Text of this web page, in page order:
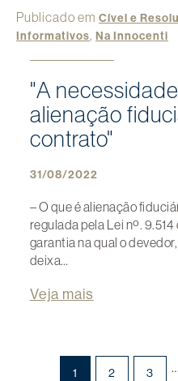
Publicado em Cível e
Informativos, Na Innocenti
"A
alienação
contrato"
31/08/2022
– O que é alienação
regulada pela Lei nº.
garantia na qual o
deixa…
Veja mais
1 2 3